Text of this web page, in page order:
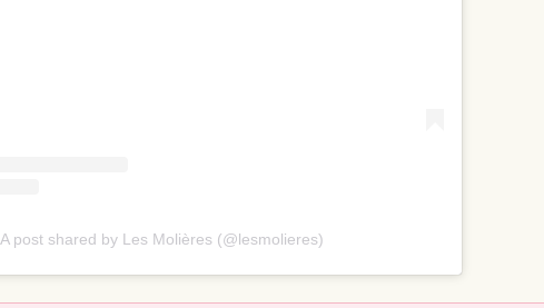
A post shared by Les Molières (@lesmolieres)